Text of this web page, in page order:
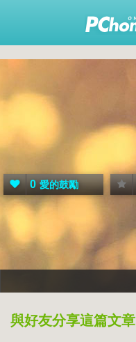
0 愛的鼓勵
與好友分享這篇文章